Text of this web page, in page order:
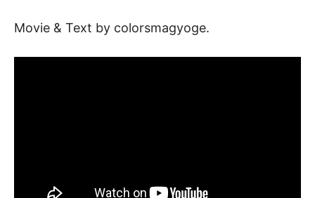
Movie & Text by colorsmagyoge.